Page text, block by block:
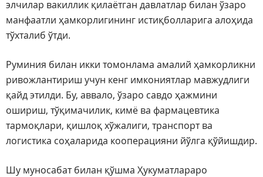
элчилар вакиллик қилаётган давлатлар билан ўзаро
манфаатли ҳамкорлигининг истиқболларига алоҳида
тўхталиб ўтди.
Руминия билан икки томонлама амалий ҳамкорликни
ривожлантириш учун кенг имкониятлар мавжудлиги
қайд этилди. Бу, аввало, ўзаро савдо ҳажмини
ошириш, тўқимачилик, кимё ва фармацевтика
тармоқлари, қишлоқ хўжалиги, транспорт ва
логистика соҳаларида кооперацияни йўлга қўйишдир.
Шу муносабат билан қўшма Ҳукуматлараро